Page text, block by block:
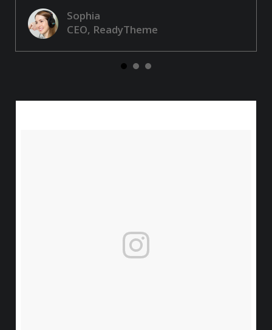
Sophia
CEO, ReadyTheme